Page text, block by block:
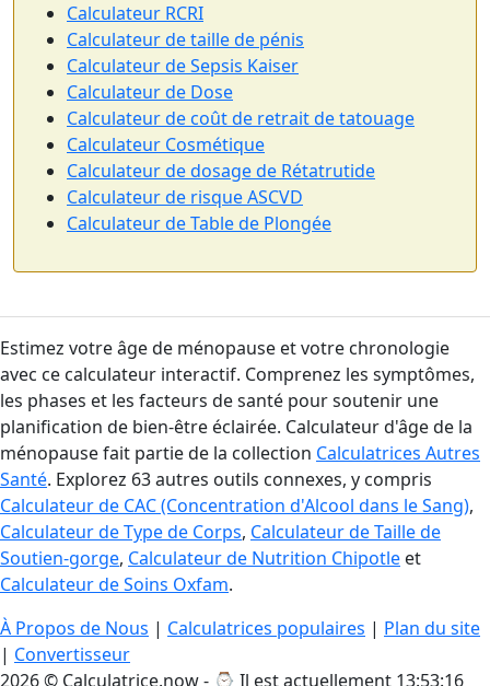
Calculateur RCRI
Calculateur de taille de pénis
Calculateur de Sepsis Kaiser
Calculateur de Dose
Calculateur de coût de retrait de tatouage
Calculateur Cosmétique
Calculateur de dosage de Rétatrutide
Calculateur de risque ASCVD
Calculateur de Table de Plongée
Estimez votre âge de ménopause et votre chronologie
avec ce calculateur interactif. Comprenez les symptômes,
les phases et les facteurs de santé pour soutenir une
planification de bien-être éclairée. Calculateur d'âge de la
ménopause fait partie de la collection Calculatrices Autres
Santé. Explorez 63 autres outils connexes, y compris
Calculateur de CAC (Concentration d'Alcool dans le Sang),
Calculateur de Type de Corps, Calculateur de Taille de
Soutien-gorge, Calculateur de Nutrition Chipotle et
Calculateur de Soins Oxfam.
À Propos de Nous | Calculatrices populaires | Plan du site
| Convertisseur
2026 © Calculatrice.now - ⌚ Il est actuellement 13:53:17